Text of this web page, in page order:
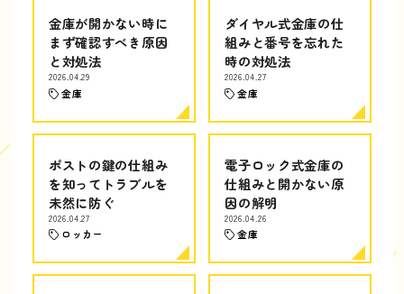
金庫が開かない時に
まず確認すべき原因
と対処法
2026.04.29
金庫
ダイヤル式金庫の仕
組みと番号を忘れた
時の対処法
2026.04.27
金庫
ポストの鍵の仕組み
を知ってトラブルを
未然に防ぐ
2026.04.27
ロッカー
電子ロック式金庫の
仕組みと開かない原
因の解明
2026.04.26
金庫